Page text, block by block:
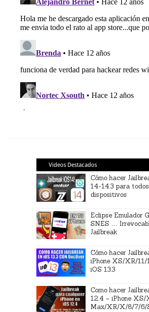
Videos Destacados
Cómo hacer
14-14.3 para
dispositivos
Eclipse Emulador
SNES …
Jailbreak
Cómo hacer
iPhone XS/XR/11/
iOS 13.3
Como hacer
12.4 – iPhone XS/
Max/XR/X/8/7/6/